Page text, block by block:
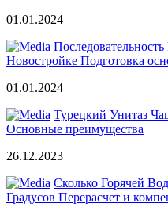
01.01.2024
Новостройке Подготовка
01.01.2024
Турецкий Унитаз
Основные преимущества
26.12.2023
Сколько Горячей
Градусов Перерасчет и